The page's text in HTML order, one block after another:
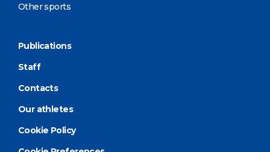
Other sports
Publications
Staff
Contacts
Our athletes
Cookie Policy